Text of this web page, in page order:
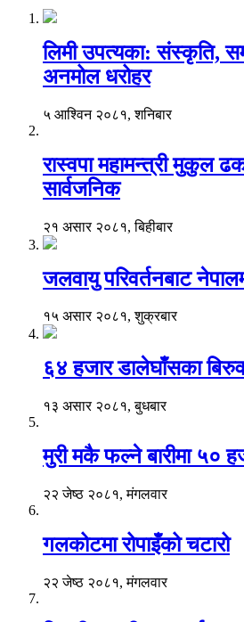
लिमी उपत्यका: संस्कृति,
अनमोल धरोहर
५ आश्विन २०८१, शनिबार
रास्वपा महामन्त्री मुकुल
सार्वजनिक
२१ असार २०८१, बिहीबार
जलवायु परिवर्तनबाट
१५ असार २०८१, शुक्रबार
६४ हजार डालेघाँसका
१३ असार २०८१, बुधबार
मुरी मकै फल्ने बारीमा ५०
२२ जेष्ठ २०८१, मंगलवार
गलकोटमा रोपाइँको चटारो
२२ जेष्ठ २०८१, मंगलवार